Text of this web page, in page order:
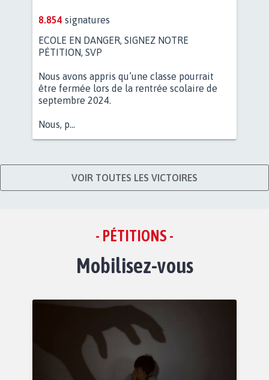
8.854 signatures
ECOLE EN DANGER, SIGNEZ NOTRE
PÉTITION, SVP
Nous avons appris qu’une classe pourrait
être fermée lors de la rentrée scolaire de
septembre 2024.
Nous, p...
VOIR TOUTES LES VICTOIRES
- PÉTITIONS -
Mobilisez-vous